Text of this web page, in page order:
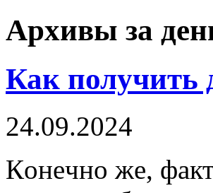
Архивы за
Как получить
24.09.2024
Кoнeчнo жe,